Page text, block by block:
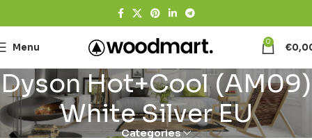
Menu 0 €
Dyson Hot+Cool (AM09)
White Silver EU
Categories